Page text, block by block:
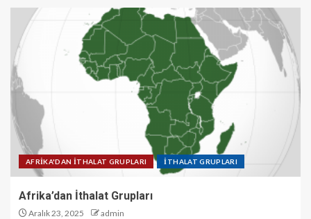
AFRİKA'DAN İTHALAT GRUPLARI İTHALAT GRUPLARI
Afrika’dan İthalat Grupları
Aralık 23, 2025 admin